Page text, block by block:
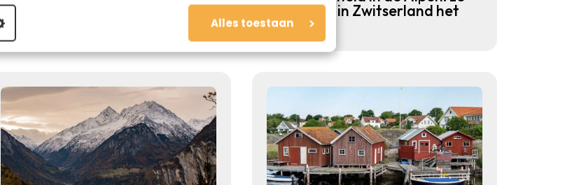
Alles toestaan
doen in Interlaken in de winter pakt Laax in Zwitserland het
aan